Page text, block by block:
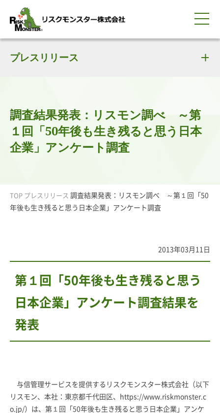
サービス紹介
選ばれる理由
知る・学ぶ
導入事例
企業情報
採用情報
IR情報
お問い合わせ
0120-259-440
平日9:00-18:00(土日祝除く)
プレスリリース
調査結果発表：リスモン調べ ～第
１回「50年後も生き残ると思う日本
企業」アンケート調査
TOP プレスリリース 調査結果発表：リスモン調べ ～第１回「50
年後も生き残ると思う日本企業」アンケート調査
2013年03月11日
第１回「50年後も生き残ると思う
日本企業」アンケート調査結果を
発表
与信管理サービスを提供するリスクモンスター株式会社（以下
リスモン、本社：東京都千代田区、
https://www.riskmonster.c
o.jp/） は、第１回「50年後も生き残ると思う日本企業」アンケ